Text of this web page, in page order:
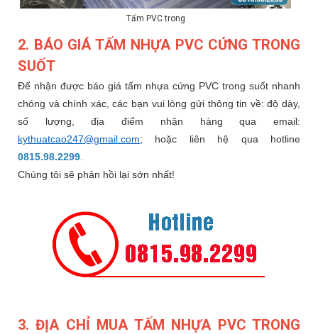
Tấm PVC trong
2. BÁO GIÁ TẤM NHỰA PVC CỨNG TRONG
SUỐT
Để nhận được báo giá tấm nhựa cứng PVC trong suốt nhanh
chóng và chính xác, các bạn vui lòng gửi thông tin về: độ dày,
số lượng, địa điểm nhận hàng qua email:
kythuatcao247@gmail.com; hoặc liên hệ qua hotline
0815.98.2299
Chúng tôi sẽ phản hồi lại sớn nhất!
3. ĐỊA CHỈ MUA TẤM NHỰA PVC TRONG